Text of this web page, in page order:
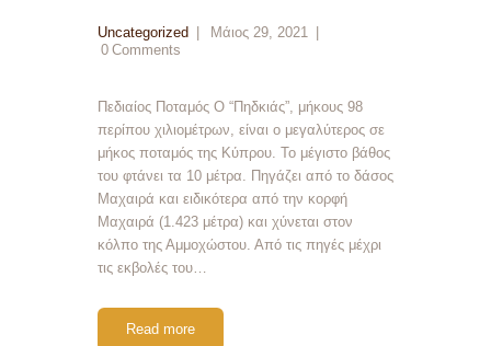
Uncategorized
Μάιος 29, 2021
0 Comments
Πεδιαίος Ποταμός Ο “Πηδκιάς”, μήκους 98
περίπου χιλιομέτρων, είναι ο μεγαλύτερος σε
μήκος ποταμός της Κύπρου. Το μέγιστο βάθος
του φτάνει τα 10 μέτρα. Πηγάζει από το δάσος
Μαχαιρά και ειδικότερα από την κορφή
Μαχαιρά (1.423 μέτρα) και χύνεται στον
κόλπο της Αμμοχώστου. Από τις πηγές μέχρι
τις εκβολές του…
Read more